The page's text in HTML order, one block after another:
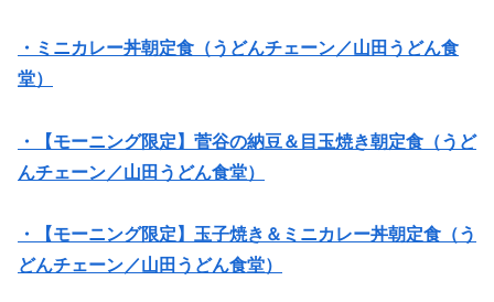
・ミニカレー丼朝定食（うどんチェーン／山田うどん食
堂）
・【モーニング限定】菅谷の納豆＆目玉焼き朝定食（うど
んチェーン／山田うどん食堂）
・【モーニング限定】玉子焼き＆ミニカレー丼朝定食（う
どんチェーン／山田うどん食堂）